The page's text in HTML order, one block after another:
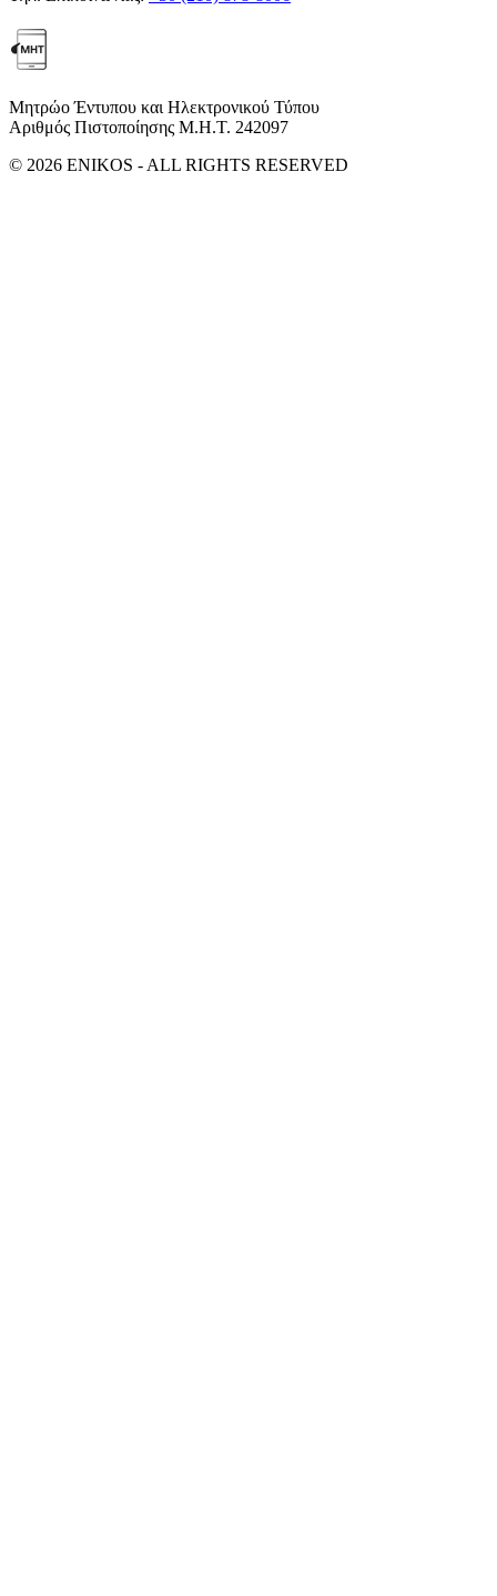
Μητρώο Έντυπου και Ηλεκτρονικού Τύπου
Αριθμός Πιστοποίησης Μ.Η.Τ. 242097
© 2026 ENIKOS - ALL RIGHTS RESERVED